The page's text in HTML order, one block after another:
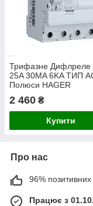
Трифазне
25A 30MA 6KA ТИП
Полюси HAGER
2 460 ₴
Купити
Про нас
96% позитивних
Працює з